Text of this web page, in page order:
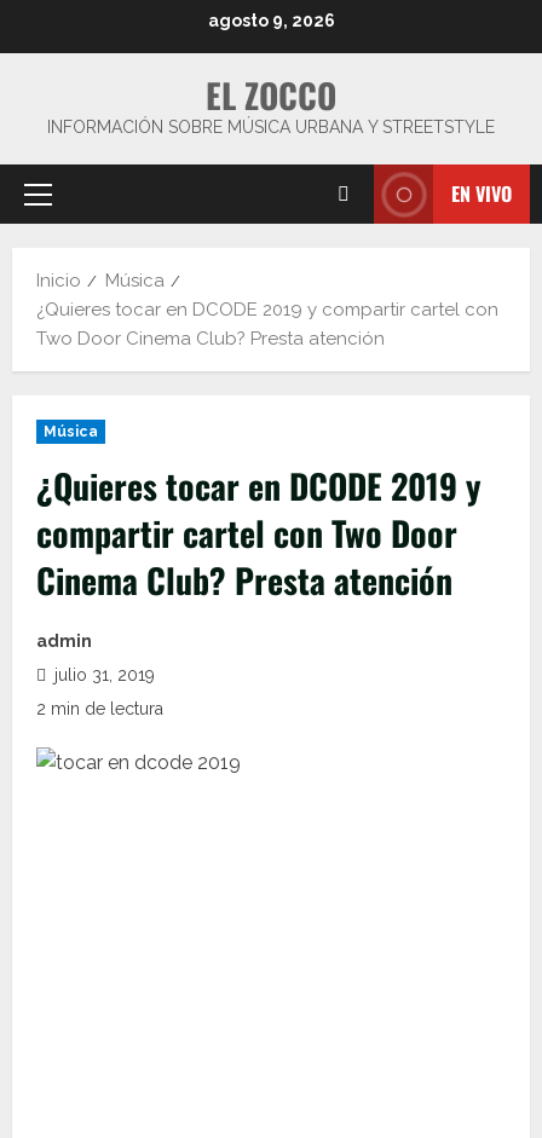
agosto 9, 2026
EL ZOCCO
INFORMACIÓN SOBRE MÚSICA URBANA Y STREETSTYLE
Menú
EN VIVO
Inicio
Música
¿Quieres tocar en DCODE 2019 y compartir cartel con
Two Door Cinema Club? Presta atención
Música
¿Quieres tocar en DCODE 2019 y
compartir cartel con Two Door
Cinema Club? Presta atención
admin
julio 31, 2019
2 min de lectura